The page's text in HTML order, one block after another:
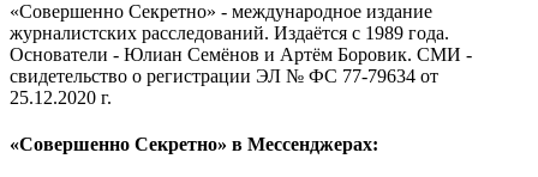
«Совершенно Секретно» - международное издание
журналистских расследований. Издаётся с 1989 года.
Основатели - Юлиан Семёнов и Артём Боровик. CМИ -
свидетельство о регистрации ЭЛ № ФС 77-79634 от
25.12.2020 г.
«Совершенно Секретно» в Мессенджерах: